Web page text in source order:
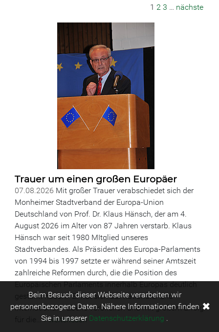
1 2 3 … nächste
Trauer um einen großen Europäer
07.08.2026 Mit großer Trauer verabschiedet sich der
Monheimer Stadtverband der Europa-Union
Deutschland von Prof. Dr. Klaus Hänsch, der am 4.
August 2026 im Alter von 87 Jahren verstarb. Klaus
Hänsch war seit 1980 MItglied unseres
Stadtverbandes. Als Präsident des Europa-Parlaments
von 1994 bis 1997 setzte er während seiner Amtszeit
zahlreiche Reformen durch, die die Position des
Europäischen Parlaments innerhalb Europas deutlich
gestärkt haben. Er hat sich auf nationaler und
internationaler Ebene vorbildlich und mit großem Erfolg
für die…» weiterlesen
Beim Besuch dieser Webseite verarbeiten wir
personenbezogene Daten. Nähere Informationen finden
Sie in unserer Datenschutzerklärung .
✖